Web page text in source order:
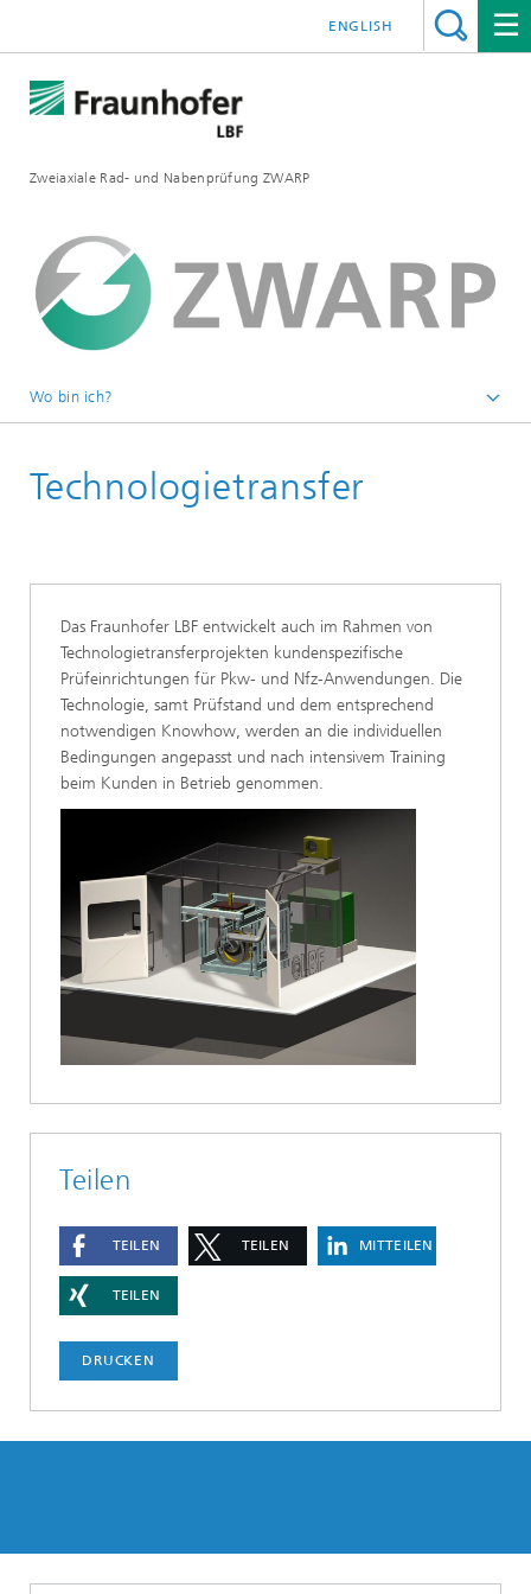
Zweiaxiale Rad- und Nabenprüfung ZWARP
ENGLISH
Wo bin ich?
Leistungen
Technologietransfer
Das Fraunhofer LBF entwickelt auch im Rahmen von
Technologietransferprojekten kundenspezifische
Prüfeinrichtungen für Pkw- und Nfz-Anwendungen. Die
Technologie, samt Prüfstand und dem entsprechend
notwendigen Knowhow, werden an die individuellen
Bedingungen angepasst und nach intensivem Training
beim Kunden in Betrieb genommen.
Teilen
TEILEN TEILEN MITTEILEN
TEILEN
DRUCKEN